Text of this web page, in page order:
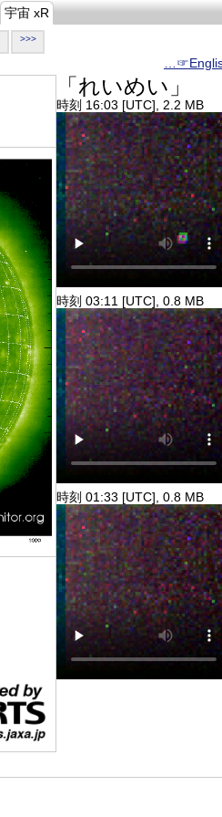
宇宙 xR
>>>
「れいめい」
時刻 16:03 [UTC], 2.2 MB
時刻 03:11 [UTC], 0.8 MB
時刻 01:33 [UTC], 0.8 MB